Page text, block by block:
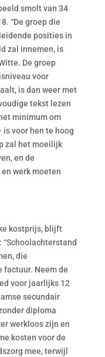
smolt van 34
“De groep die
posities in
zal innemen, is
De groep
voor
is dan weer met
tekst lezen
minimum om
voor hen te hoog
zal het moeilijk
en de
werk moeten
kostprijs, blijft
“Schoolachterstand
die
factuur. Neem de
voor jaarlijks 12
secundair
diploma
werkloos zijn en
kosten voor de
mee, terwijl